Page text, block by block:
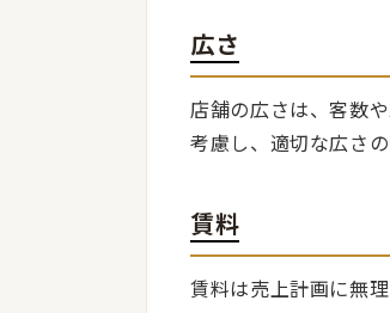
広さ
店舗の広さは、客数
考慮し、適切な広さ
賃料
賃料は売上計画に無